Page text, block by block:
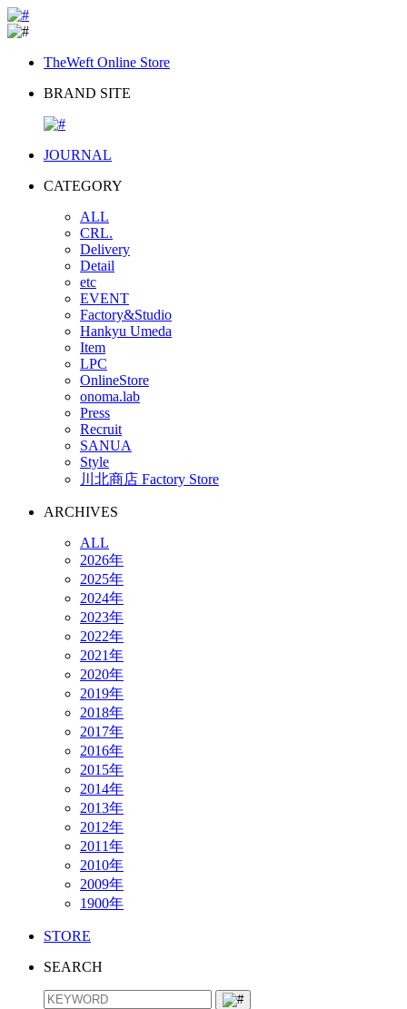
TheWeft Online Store
BRAND SITE
JOURNAL
CATEGORY
ALL
CRL.
Delivery
Detail
etc
EVENT
Factory&Studio
Hankyu Umeda
Item
LPC
OnlineStore
onoma.lab
Press
Recruit
SANUA
Style
川北商店 Factory Store
ARCHIVES
ALL
2026年
2025年
2024年
2023年
2022年
2021年
2020年
2019年
2018年
2017年
2016年
2015年
2014年
2013年
2012年
2011年
2010年
2009年
1900年
STORE
SEARCH